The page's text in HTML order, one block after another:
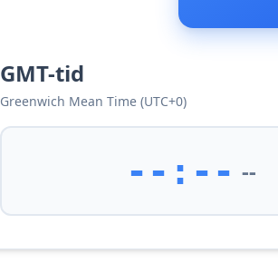
GMT-tid
Greenwich Mean Time (UTC+0)
--:-- --